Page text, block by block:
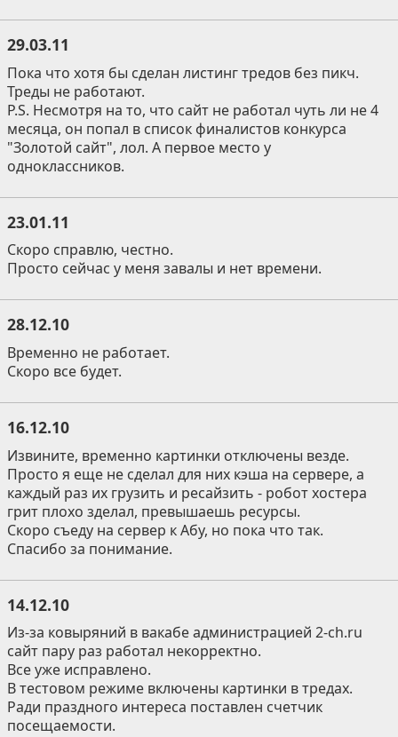
29.03.11
Пока что хотя бы сделан листинг тредов без пикч.
Треды не работают.
P.S. Несмотря на то, что сайт не работал чуть ли не 4
месяца, он попал в список финалистов конкурса
"Золотой сайт", лол. А первое место у
одноклассников.
23.01.11
Скоро справлю, честно.
Просто сейчас у меня завалы и нет времени.
28.12.10
Временно не работает.
Скоро все будет.
16.12.10
Извините, временно картинки отключены везде.
Просто я еще не сделал для них кэша на сервере, а
каждый раз их грузить и ресайзить - робот хостера
грит плохо зделал, превышаешь ресурсы.
Скоро съеду на сервер к Абу, но пока что так.
Спасибо за понимание.
14.12.10
Из-за ковыряний в вакабе администрацией 2-ch.ru
сайт пару раз работал некорректно.
Все уже исправлено.
В тестовом режиме включены картинки в тредах.
Ради праздного интереса поставлен счетчик
посещаемости.